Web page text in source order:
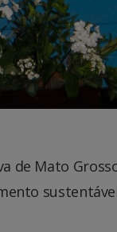
de Mato